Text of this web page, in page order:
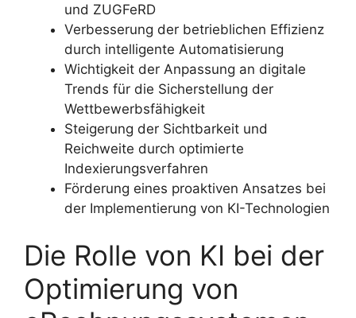
und ZUGFeRD
Verbesserung der betrieblichen Effizienz
durch intelligente Automatisierung
Wichtigkeit der Anpassung an digitale
Trends für die Sicherstellung der
Wettbewerbsfähigkeit
Steigerung der Sichtbarkeit und
Reichweite durch optimierte
Indexierungsverfahren
Förderung eines proaktiven Ansatzes bei
der Implementierung von KI-Technologien
Die Rolle von KI bei der
Optimierung von